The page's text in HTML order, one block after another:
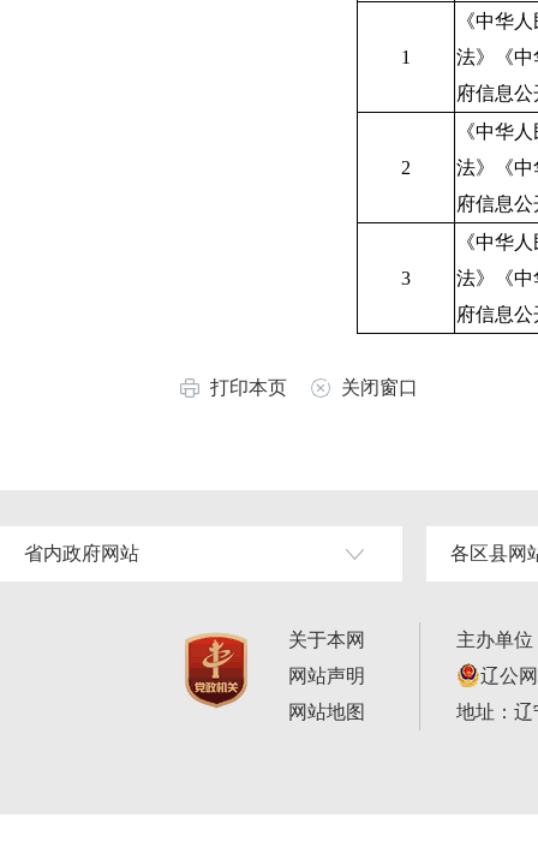
1
《中华
法》《中
府信息
2
《中华
法》《中
府信息
3
《中华
法》《中
府信息
打印本页 关闭窗口
省内政府网站 各区县网
关于本网
网站声明
网站地图
主办单
辽公
地址：辽